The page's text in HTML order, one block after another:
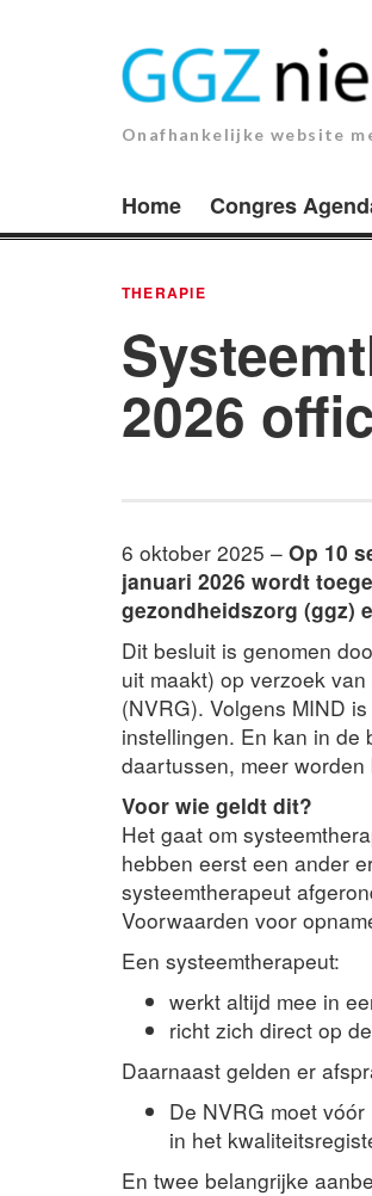
Onafhankelijke website
Home Congres
THERAPIE
2026
6 oktober 2025 – Op 10
januari 2026 wordt
gezondheidszorg (ggz)
Dit besluit is genomen
uit maakt) op verzoek
(NVRG). Volgens MIND
instellingen. En kan in de
daartussen, meer worden
Voor wie geldt dit?
Het gaat om
hebben eerst een ander
systeemtherapeut
Voorwaarden voor
Een systeemtherapeut:
werkt altijd mee in
richt zich direct op
Daarnaast gelden er
De NVRG moet
in het
En twee belangrijke